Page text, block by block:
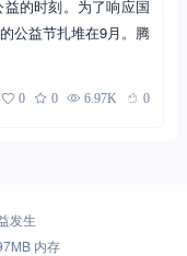
益的时刻。为了响应国
公益节扎堆在9月。腾
0 0 6.97K 0
发生
内存